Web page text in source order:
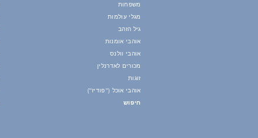
משפחות
מגלי עולמות
גיל הזהב
אוהבי אומנות
אוהבי וולנס
מכורים לאדרנלין
זוגות
אוהבי אוכל ("פודיז")
חיפוש